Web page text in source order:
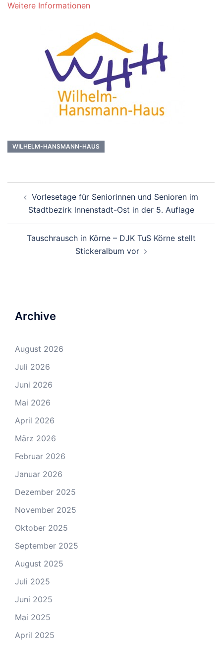
Weitere Informationen
WILHELM-HANSMANN-HAUS
Navigation
Vorlesetage für Seniorinnen und Senioren im
Stadtbezirk lnnenstadt-Ost in der 5. Auflage
Tauschrausch in Körne – DJK TuS Körne stellt
Stickeralbum vor
Archive
August 2026
Juli 2026
Juni 2026
Mai 2026
April 2026
März 2026
Februar 2026
Januar 2026
Dezember 2025
November 2025
Oktober 2025
September 2025
August 2025
Juli 2025
Juni 2025
Mai 2025
April 2025